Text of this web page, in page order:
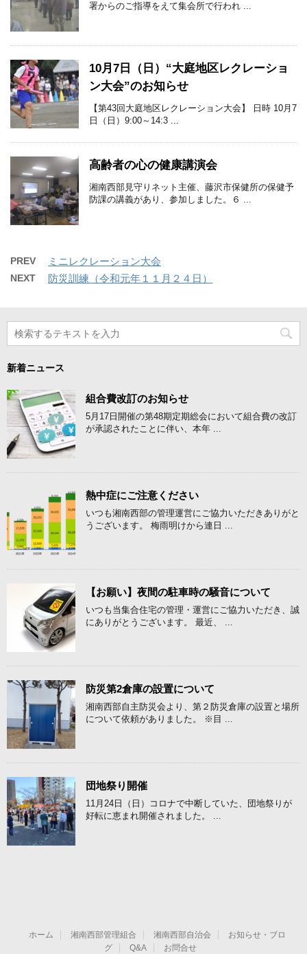
署からのご指導をえて集会所で行われ ...
10月7日（日）“大庭地区レクレーショ
ン大会”のお知らせ
【第43回大庭地区レクレーション大会】 日時 10月7
日（日）9:00～14:3 ...
高齢者の心の健康講演会
湘南西部見守りネット主催、藤沢市保健所の保健予
防課の講義があり、参加しました。６ ...
PREV ミニレクレーション大会
NEXT 防災訓練（令和元年１１月２４日）
新着ニュース
組合費改訂のお知らせ
5月17日開催の第48期定期総会において組合費の改訂
が承認されたことに伴い、本年 ...
熱中症にご注意ください
いつも湘南西部の管理運営にご協力いただきありがと
うございます。 梅雨明けから連日 ...
【お願い】夜間の駐車時の騒音について
いつも当集合住宅の管理・運営にご協力いただき、誠
にありがとうございます。 最近、 ...
防災第2倉庫の設置について
湘南西部自主防災会より、第２防災倉庫の設置と場所
について依頼がありました。 ※目 ...
団地祭り開催
11月24日（日）コロナで中断していた、団地祭りが
好転に恵まれ開催されました。 ...
ホーム 湘南西部管理組合 湘南西部自治会
お知らせ・ブロ
グ
Q&A お問合せ